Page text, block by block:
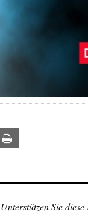
Sie diese